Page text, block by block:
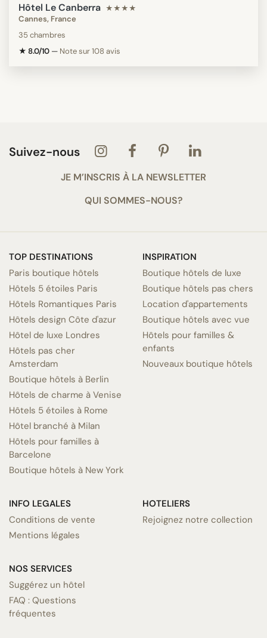
Hôtel Le Canberra ★★★★
Cannes, France
35 chambres
★ 8.0/10 — Note sur 108 avis
Suivez-nous
JE M’INSCRIS À LA NEWSLETTER
QUI SOMMES-NOUS?
TOP DESTINATIONS
Paris boutique hôtels
Hôtels 5 étoiles Paris
Hôtels Romantiques Paris
Hôtels design Côte d'azur
Hôtel de luxe Londres
Hôtels pas cher
Amsterdam
Boutique hôtels à Berlin
Hôtels de charme à Venise
Hôtels 5 étoiles à Rome
Hôtel branché à Milan
Hôtels pour familles à
Barcelone
Boutique hôtels à New York
INSPIRATION
Boutique hôtels de luxe
Boutique hôtels pas chers
Location d'appartements
Boutique hôtels avec vue
Hôtels pour familles &
enfants
Nouveaux boutique hôtels
INFO LEGALES
Conditions de vente
Mentions légales
NOS SERVICES
Suggérez un hôtel
FAQ : Questions
fréquentes
HOTELIERS
Rejoignez notre collection